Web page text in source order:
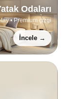
Odaları
• Premium çizgi
İncele →